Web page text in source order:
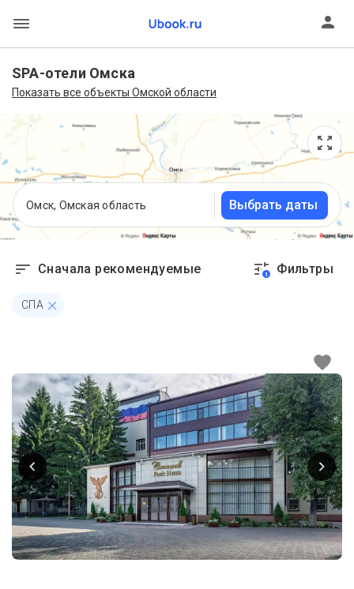
SPA-отели Омска
Показать все объекты Омской области
Омск, Омская область Выбрать даты
Сначала рекомендуемые 1 Фильтры
СПА